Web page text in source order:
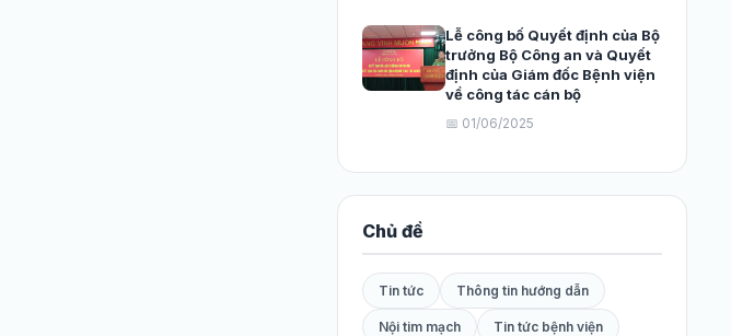
Lễ công bố Quyết định của Bộ
trưởng Bộ Công an và Quyết
định của Giám đốc Bệnh viện
về công tác cán bộ
📅 01/06/2025
Chủ đề
Tin tức Thông tin hướng dẫn
Nội tim mạch Tin tức bệnh viện